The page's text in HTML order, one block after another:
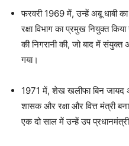
फरवरी 1969 में, उन्हें अबू धाबी
रक्षा विभाग का प्रमुख नियुक्त
की निगरानी की, जो बाद में
गया।
1971 में, शेख खलीफा बिन जायद
शासक और रक्षा और वित्त मंत्री
एक दो साल में उन्हें उप प्रधानमंत्री